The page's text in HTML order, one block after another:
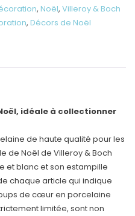
,Noël,Villeroy & Boch
,Décors de Noël
idéale à collectionner
de haute qualité pour les
de Noël de Villeroy & Boch
et blanc et son estampille
chaque article qui indique
de cœur en porcelaine
limitée, sont non